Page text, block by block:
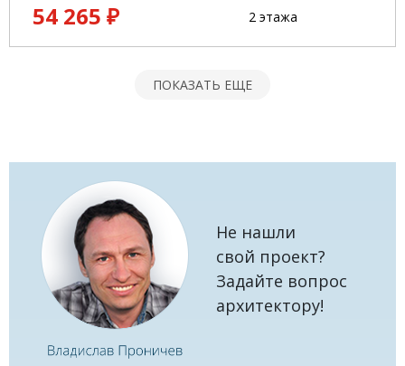
54 265 ₽
2 этажа
ПОКАЗАТЬ ЕЩЕ
Не нашли
свой проект?
Задайте вопрос
архитектору!